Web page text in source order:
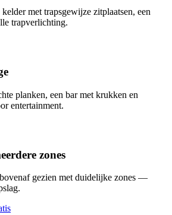
met trapsgewijze zitplaatsen, een
trapverlichting.
planken, een bar met krukken en
entertainment.
zones
gezien met duidelijke zones —